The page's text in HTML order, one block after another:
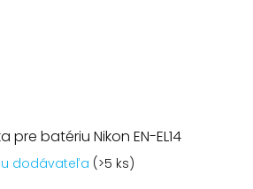
pre batériu Nikon EN-EL14
dodávateľa (>5 ks)